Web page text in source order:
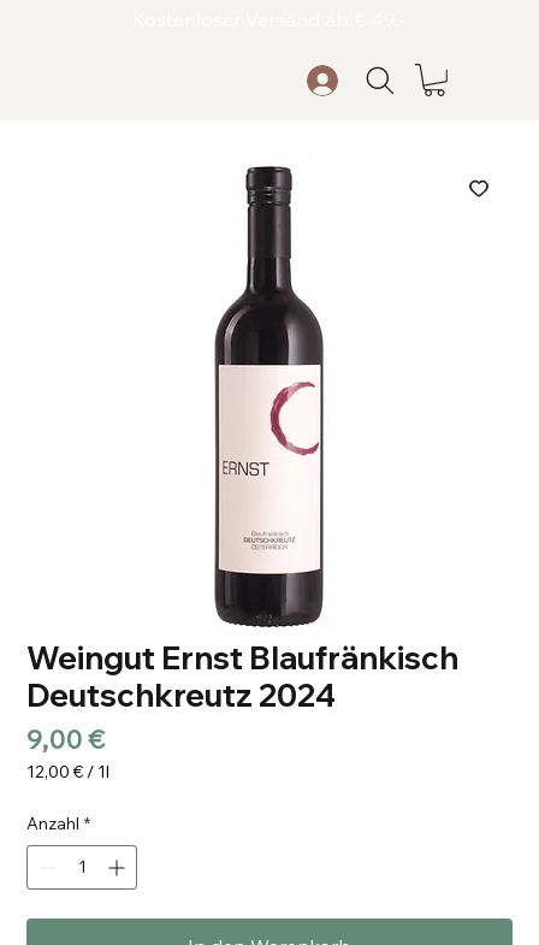
Weingut Ernst Blaufränkisch
Deutschkreutz 2024
9,00 €Preis
12,00 € / 1l
pro
1
Anzahl *